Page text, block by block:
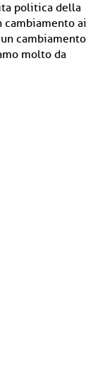
politica della
cambiamento ai
cambiamento
molto da